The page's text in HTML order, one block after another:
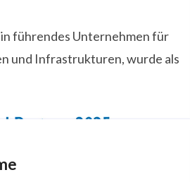
führendes Unternehmen für
und Infrastrukturen, wurde als